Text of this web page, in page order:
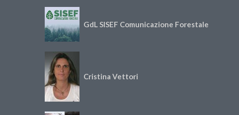
GdL SISEF Comunicazione Forestale
Cristina Vettori